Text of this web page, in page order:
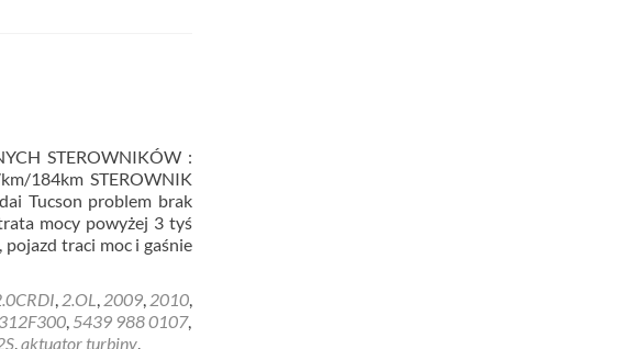
STEROWNIKÓW :
184km STEROWNIK
Tucson problem brak
mocy powyżej 3 tyś
traci moc i gaśnie
, 2.OL, 2009, 2010,
, 5439 988 0107,
,aktuator turbiny,